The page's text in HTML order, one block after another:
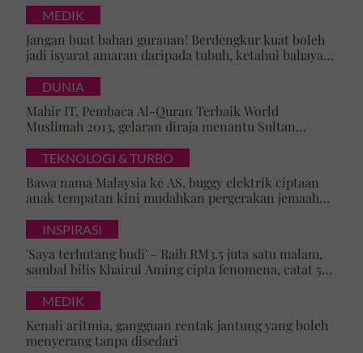
MEDIK
Jangan buat bahan gurauan! Berdengkur kuat boleh
jadi isyarat amaran daripada tubuh, ketahui bahaya
DUNIA
Mahir IT, Pembaca Al-Quran Terbaik World
Muslimah 2013, gelaran diraja menantu Sultan
merta
TEKNOLOGI & TURBO
Bawa nama Malaysia ke AS, buggy elektrik ciptaan
anak tempatan kini mudahkan pergerakan jemaah
INSPIRASI
'Saya terhutang budi' - Raih RM3.5 juta satu malam,
sambal bilis Khairul Aming cipta fenomena, catat 5
MEDIK
Kenali aritmia, gangguan rentak jantung yang boleh
menyerang tanpa disedari